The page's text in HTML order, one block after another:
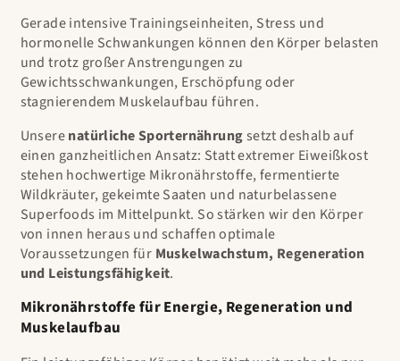
Gerade intensive Trainingseinheiten, Stress und
hormonelle Schwankungen können den Körper belasten
und trotz großer Anstrengungen zu
Gewichtsschwankungen, Erschöpfung oder
stagnierendem Muskelaufbau führen.
Unserenatürliche Sporternährungsetzt deshalb auf
einen ganzheitlichen Ansatz: Statt extremer Eiweißkost
stehen hochwertige Mikronährstoffe, fermentierte
Wildkräuter, gekeimte Saaten und naturbelassene
Superfoods im Mittelpunkt. So stärken wir den Körper
von innen heraus und schaffen optimale
Voraussetzungen für Muskelwachstum, Regeneration
und Leistungsfähigkeit.
Mikronährstoffe für Energie, Regeneration und
Muskelaufbau